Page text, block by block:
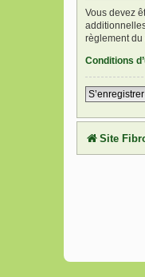
Vous devez
règlement du
Conditions
S’enregistrer
Site